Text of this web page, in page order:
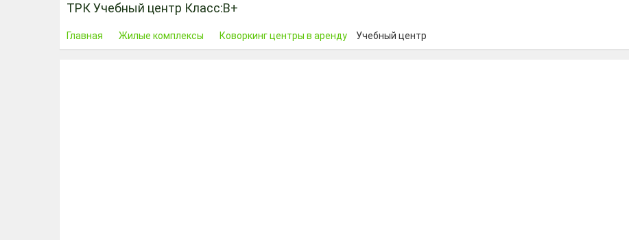
ТРК Учебный центр Класс:B+
Главная Жилые комплексы Коворкинг центры в аренду Учебный центр